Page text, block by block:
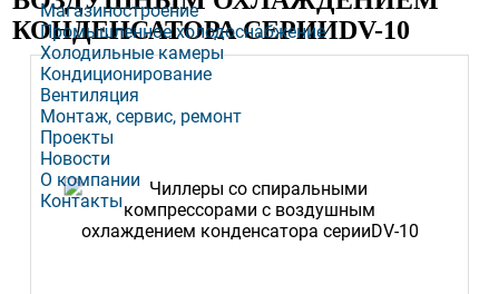
Магазиностроение
Промышленное холодоснабжение
Холодильные камеры
Кондиционирование
Вентиляция
Монтаж, сервис, ремонт
Проекты
Новости
О компании
Контакты
КОНДЕНСАТОРА СЕРИИDV-10